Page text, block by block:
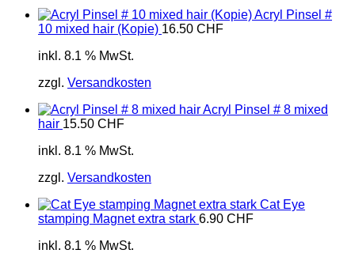
Acryl Pinsel #
10 mixed hair (Kopie) 16.50 CHF
inkl. 8.1 % MwSt.
zzgl. Versandkosten
Acryl Pinsel # 8 mixed
hair 15.50 CHF
inkl. 8.1 % MwSt.
zzgl. Versandkosten
Cat Eye
stamping Magnet extra stark 6.90 CHF
inkl. 8.1 % MwSt.